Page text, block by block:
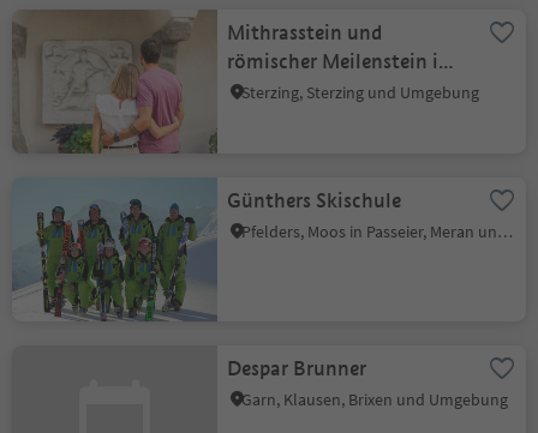
Mithrasstein und
römischer Meilenstein im
Sterzinger Rathaus
Sterzing, Sterzing und Umgebung
Günthers Skischule
Pfelders, Moos in Passeier, Meran und Umgebung
Despar Brunner
Garn, Klausen, Brixen und Umgebung